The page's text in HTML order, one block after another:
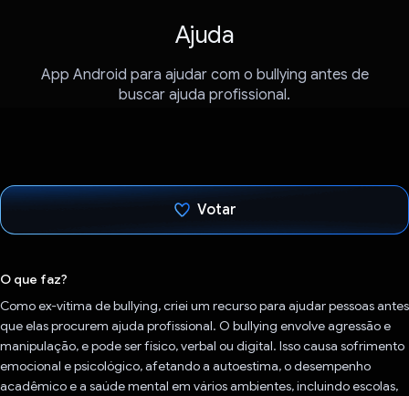
Ajuda
App Android para ajudar com o bullying antes de
buscar ajuda profissional.
Votar
O que faz?
Como ex-vítima de bullying, criei um recurso para ajudar pessoas antes
que elas procurem ajuda profissional. O bullying envolve agressão e
manipulação, e pode ser físico, verbal ou digital. Isso causa sofrimento
emocional e psicológico, afetando a autoestima, o desempenho
acadêmico e a saúde mental em vários ambientes, incluindo escolas,